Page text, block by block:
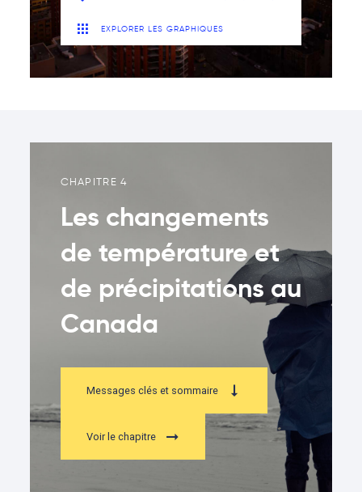
EXPLORER LES GRAPHIQUES
CHAPITRE 4
Les changements
de température et
de précipitations au
Canada
Messages clés et sommaire
Voir le chapitre